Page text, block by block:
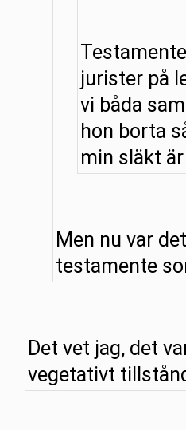
jurister på
vi båda
hon borta
min släkt
Men nu var
testamente
Det vet jag, det
vegetativt